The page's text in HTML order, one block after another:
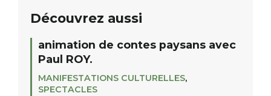
Découvrez aussi
animation de contes paysans avec
Paul ROY.
MANIFESTATIONS CULTURELLES,
SPECTACLES